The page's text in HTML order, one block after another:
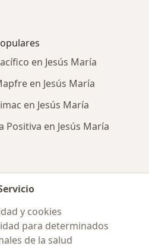
en Jesús María
en Jesús María
en Jesús María
Positiva en Jesús María
y cookies
para determinados
de la salud